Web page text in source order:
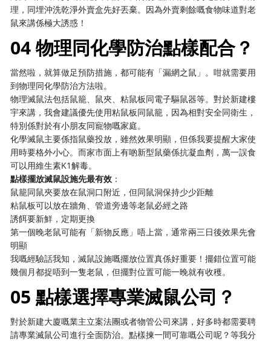
理，同埋沖洗乾淨外賣盒先好丟棄。因為外賣剩餘嘅食物味道對老
鼠來講係極大誘惑！
04 物理同化學防治點樣配合？
當然啦，就算做足預防措施，都可能有「漏網之鼠」。咁就需要用
到物理同化學防治方法啦。
物理滅鼠法包括鼠籠、鼠夾、粘鼠板同電子驅鼠器等。對於新建樓
宇來講，我會建議優先使用粘鼠板同鼠籠，因為相對安全同衛生，
特別係對於有小朋友同寵物嘅家庭。
化學滅鼠主要係指鼠藥投放，雖然效果明顯，但係我要提醒大家使
用時要格外小心。而家市面上有啲新型鼠藥係抗凝血劑，萬一誤食
可以用維生素K1解毒。
點樣擺放滅鼠設施先最有效 ：
鼠籠同鼠夾要放在鼠洞口附近，但同鼠洞保持少少距離
粘鼠板可以放在牆角、管道旁邊等老鼠必經之路
誘餌要新鮮，定期更換
第一個晚老鼠可能有「新物反應」唔上當，通常兩三日後效果先會
明顯
我嘅經驗話我知，滅鼠設施嘅擺放位置真係好重要！擺錯位置可能
幾個月都捉唔到一隻老鼠，但擺對位置可能一晚就有收穫。
05 點樣選擇專業滅鼠公司？
對於新建大廈嘅業主立案法團或者物管公司來講，好多時都需要聘
請專業滅鼠公司進行全面防治。點樣揀一間可靠嘅公司呢？等我分